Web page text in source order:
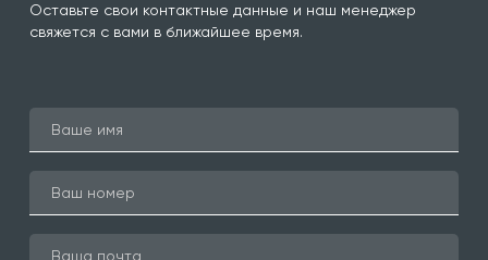
Оставьте свои контактные данные и наш менеджер
свяжется с вами в ближайшее время.